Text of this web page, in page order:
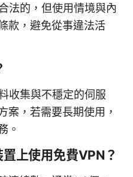
法的，但使用情境與內
款，避免從事違法活
收集與不穩定的伺服
案，若需要長期使用，
。
上使用免費VPN？